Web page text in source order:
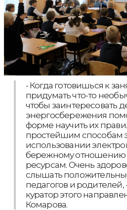
- Когда готовишься к
придумать что-то
чтобы заинтересовать
энергосбережения
форме научить их
простейшим способам
использовании
бережному
ресурсам. Очень
слышать
педагогов и родителей,
куратор этого
Комарова.